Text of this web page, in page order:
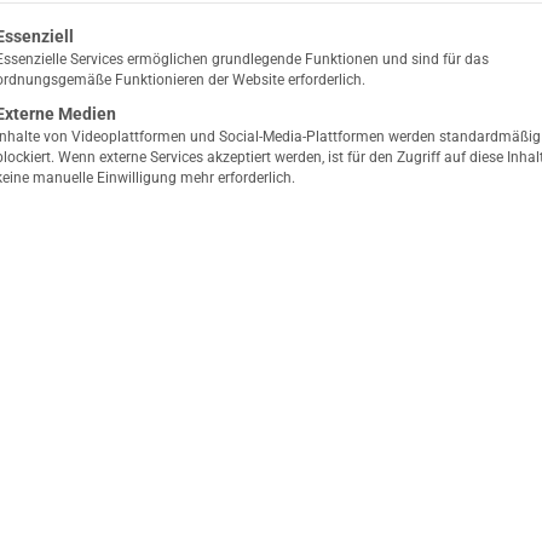
eine Liste der Service-Gruppen, für die eine
Services ermöglichen grundlegende Funktionen und sind für das
Funktionieren der Website erforderlich.
Medien
von Videoplattformen und Social-Media-Plattformen werden standardmäßig
Wenn externe Services akzeptiert werden, ist für den Zugriff auf diese
manuelle Einwilligung mehr erforderlich.